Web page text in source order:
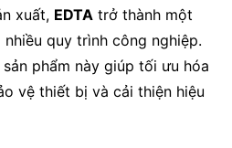
xuất, EDTA trở thành một
quy trình công nghiệp.
phẩm này giúp tối ưu hóa
vệ thiết bị và cải thiện hiệu